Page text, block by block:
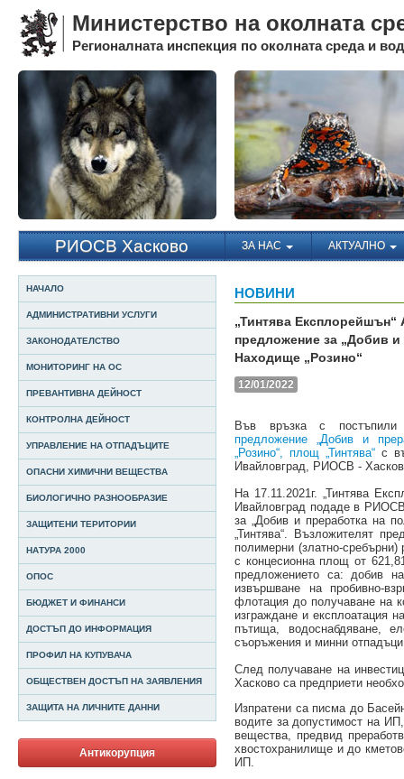
Министерство на околната
Регионалната инспекция по околната среда и
РИОСВ Хасково ЗА НАС АКТУАЛНО
НАЧАЛО
АДМИНИСТРАТИВНИ УСЛУГИ
ЗАКОНОДАТЕЛСТВО
МОНИТОРИНГ НА ОС
ПРЕВАНТИВНА ДЕЙНОСТ
КОНТРОЛНА ДЕЙНОСТ
УПРАВЛЕНИЕ НА ОТПАДЪЦИТЕ
ОПАСНИ ХИМИЧНИ ВЕЩЕСТВА
БИОЛОГИЧНО РАЗНООБРАЗИЕ
ЗАЩИТЕНИ ТЕРИТОРИИ
НАТУРА 2000
ОПОС
БЮДЖЕТ И ФИНАНСИ
ДОСТЪП ДО ИНФОРМАЦИЯ
ПРОФИЛ НА КУПУВАЧА
ОБЩЕСТВЕН ДОСТЪП НА ЗАЯВЛЕНИЯ
ЗАЩИТА НА ЛИЧНИТЕ ДАННИ
Антикорупция
НОВИНИ
„Тинтява Експлорейшън“
предложение за „Добив
Находище „Розино“
12/01/2022
Във връзка с
предложение „Добив и
„Розино“, площ „Тинтява“ с
Ивайловград, РИОСВ -
На 17.11.2021г. „Тинтява
Ивайловград подаде в
за „Добив и преработка на
„Тинтява“. Възложителят
полимерни (златно-
с концесионна площ от
предложението са: добив
извършване на пробивно-
флотация до получаване на
изграждане и експлоатация
пътища, водоснабдяване,
съоръжения и минни
След получаване на
Хасково са предприети
Изпратени са писма до
водите за допустимост на
вещества, предвид
хвостохранилище и до
ИП.